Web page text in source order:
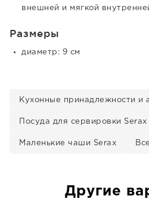
внешней и мягкой
Размеры
диаметр: 9 см
Кухонные принадлежности и
Посуда для сервировки Serax
Маленькие чаши Serax
Другие